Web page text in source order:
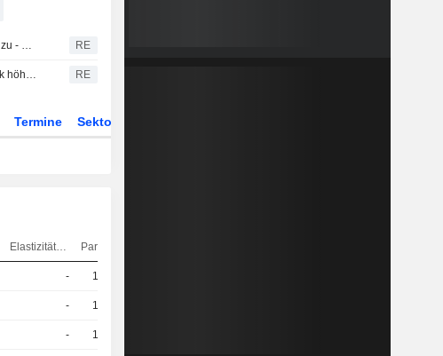
US-Erdgas-Futures legen leicht zu - höhere LNG-Exportströme RE
US-Erdgas-Futures steigen dank höherer LNG-Exportströme RE
Termine Sektor
Elastizität Parität
- 10
- 10
- 10